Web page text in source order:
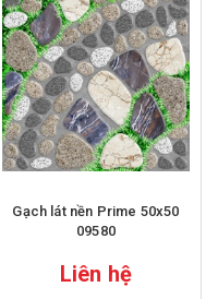
Gạch lát nền Prime 50x50
09580
Liên hệ